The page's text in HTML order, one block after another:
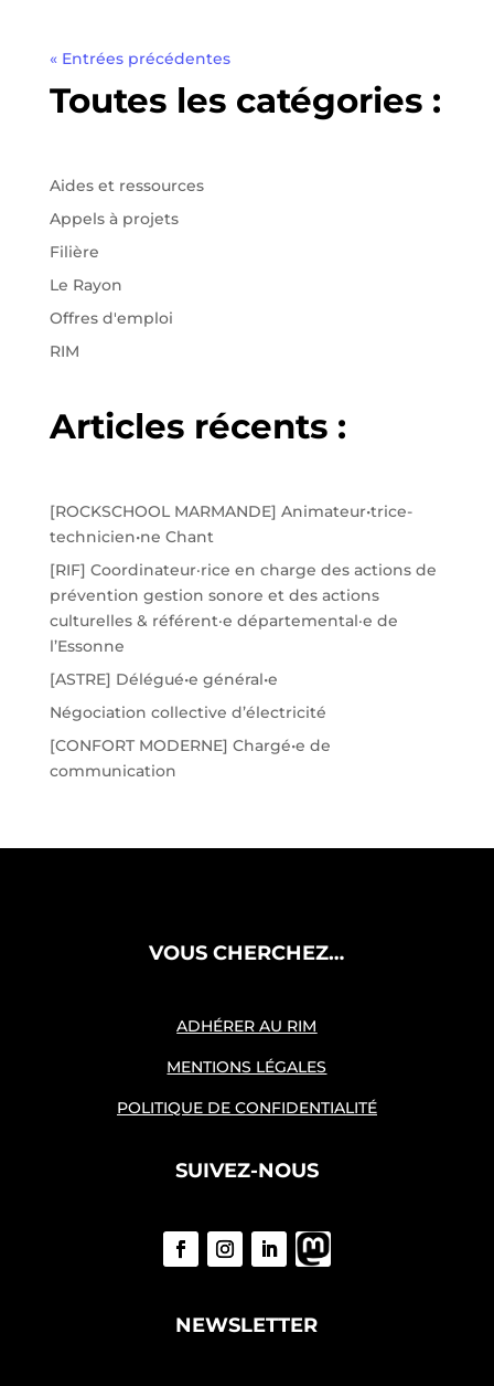
« Entrées précédentes
Toutes les catégories :
Aides et ressources
Appels à projets
Filière
Le Rayon
Offres d'emploi
RIM
Articles récents :
[ROCKSCHOOL MARMANDE] Animateur•trice-
technicien•ne Chant
[RIF] Coordinateur·rice en charge des actions de
prévention gestion sonore et des actions
culturelles & référent·e départemental·e de
l’Essonne
[ASTRE] Délégué•e général•e
Négociation collective d’électricité
[CONFORT MODERNE] Chargé•e de
communication
VOUS CHERCHEZ…
ADHÉRER AU RIM
MENTIONS LÉGALES
POLITIQUE DE CONFIDENTIALITÉ
SUIVEZ-NOUS
NEWSLETTER